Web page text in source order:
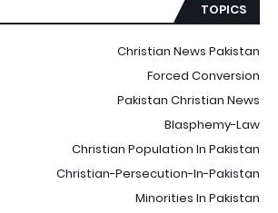
TOPICS
Christian News Pakistan
Forced Conversion
Pakistan Christian News
Blasphemy-Law
Christian Population In Pakistan
Christian-Persecution-In-Pakistan
Minorities In Pakistan